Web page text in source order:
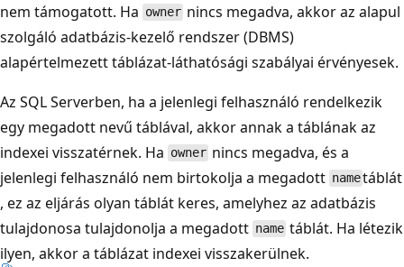
nem támogatott. Ha owner nincs megadva, akkor az alapul
szolgáló adatbázis-kezelő rendszer (DBMS)
alapértelmezett táblázat-láthatósági szabályai érvényesek.
Az SQL Serverben, ha a jelenlegi felhasználó rendelkezik
egy megadott nevű táblával, akkor annak a táblának az
indexei visszatérnek. Ha owner nincs megadva, és a
jelenlegi felhasználó nem birtokolja a megadott nametáblát
, ez az eljárás olyan táblát keres, amelyhez az adatbázis
tulajdonosa tulajdonolja a megadott name táblát. Ha létezik
ilyen, akkor a táblázat indexei visszakerülnek.